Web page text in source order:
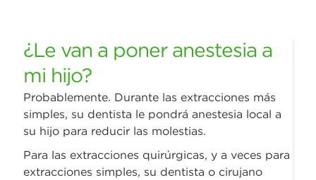
¿Le van a poner anestesia a
mi hijo?
Probablemente. Durante las extracciones más
simples, su dentista le pondrá anestesia local a
su hijo para reducir las molestias.
Para las extracciones quirúrgicas, y a veces para
extracciones simples, su dentista o cirujano